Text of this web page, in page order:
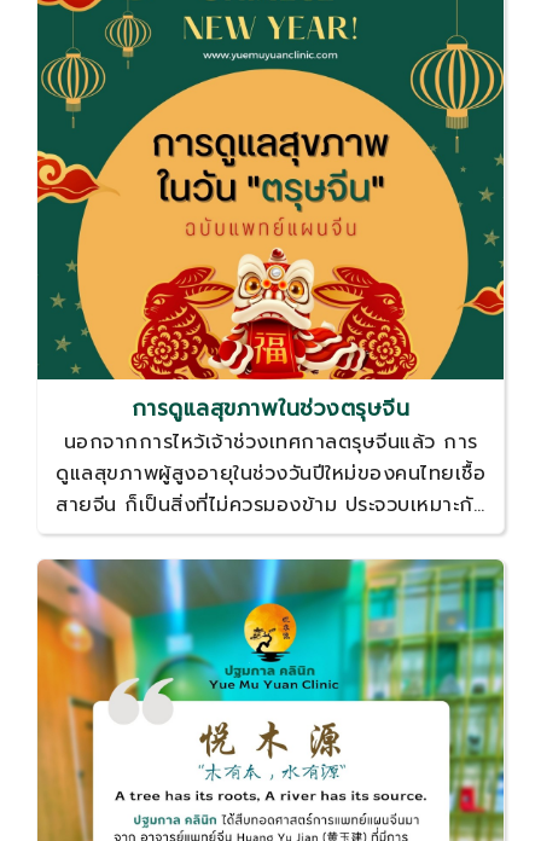
การดูแลสุขภาพในช่วงตรุษจีน
นอกจากการไหว้เจ้าช่วงเทศกาลตรุษจีนแล้ว การ
ดูแลสุขภาพผู้สูงอายุในช่วงวันปีใหม่ของคนไทยเชื้อ
สายจีน ก็เป็นสิ่งที่ไม่ควรมองข้าม ประจวบเหมาะกับ
มีคำเตือน เรื่องการจุดกระดาษและธูปเทียน ที่อาจก่อ
ให้เกิดมลพิษและปัญหาสุขภาพ ในช่วงฝุ่นควันพิษ
คลุ้งเมืองและปริมณฑล